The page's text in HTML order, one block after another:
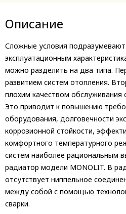
Описание
Сложные условия
эксплуатационным
можно разделить на два типа.
развитием систем отопления.
плохим качеством обслуживания
Это приводит к повышению
оборудования, долговечности
коррозионной стойкости,
комфортного температурного
систем наиболее рациональным
радиатор модели MONOLIT. В
отсутствует ниппельное
между собой с помощью
сварки.